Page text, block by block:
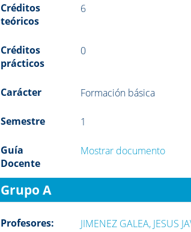
Créditos
teóricos
6
Créditos
prácticos
0
Carácter Formación básica
Semestre 1
Guía
Docente
Mostrar documento
Grupo A
Profesores:
JIMENEZ GALEA, JESUS